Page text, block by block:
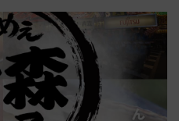
業 行き交う電車の音や振動を
感じながら「ととのう」新感覚